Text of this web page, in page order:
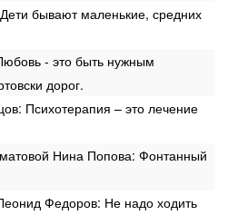
бывают маленькие, средних
- это быть нужным
дорог.
Психотерапия – это лечение
Нина Попова: Фонтанный
Федоров: Не надо ходить